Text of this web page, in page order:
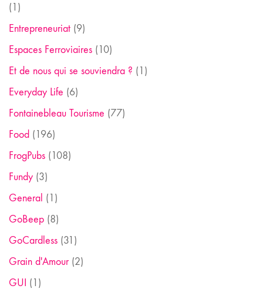
(1)
Entrepreneuriat (9)
Espaces Ferroviaires (10)
Et de nous qui se souviendra ? (1)
Everyday Life (6)
Fontainebleau Tourisme (77)
Food (196)
FrogPubs (108)
Fundy (3)
General (1)
GoBeep (8)
GoCardless (31)
Grain d'Amour(2)
GUI (1)